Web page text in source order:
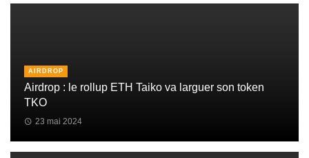
AIRDROP
Airdrop : le rollup ETH Taiko va larguer son token
TKO
23 mai 2024